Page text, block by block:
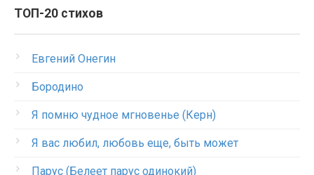
ТОП-20 стихов
Евгений Онегин
Бородино
Я помню чудное мгновенье (Керн)
Я вас любил, любовь еще, быть может
Парус (Белеет парус одинокий)